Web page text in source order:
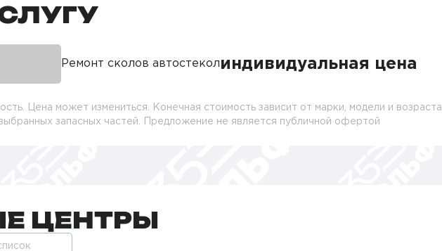
Ремонт сколов автостекол индивидуальная цена
Цена может измениться. Конечная стоимость зависит от марки, модели и возраста
запасных частей. Предложение не является публичной офертой
ЦЕНТРЫ